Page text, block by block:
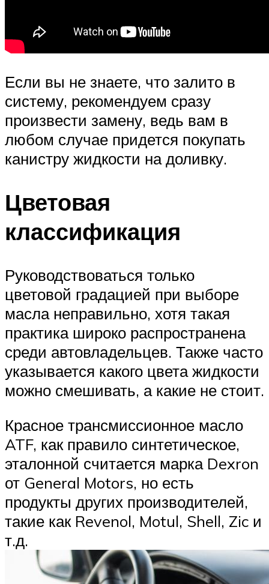
Если вы не знаете, что залито в
систему, рекомендуем сразу
произвести замену, ведь вам в
любом случае придется покупать
канистру жидкости на доливку.
Цветовая
классификация
Руководствоваться только
цветовой градацией при выборе
масла неправильно, хотя такая
практика широко распространена
среди автовладельцев. Также часто
указывается какого цвета жидкости
можно смешивать, а какие не стоит.
Красное трансмиссионное масло
ATF, как правило синтетическое,
эталонной считается марка Dexron
от General Motors, но есть
продукты других производителей,
такие как Revenol, Motul, Shell, Zic и
т.д.